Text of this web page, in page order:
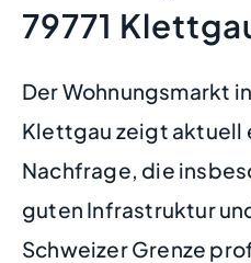
79771
Der Wohnungsmarkt
Klettgau zeigt aktuell
Nachfrage, die
guten Infrastruktur
Schweizer Grenze